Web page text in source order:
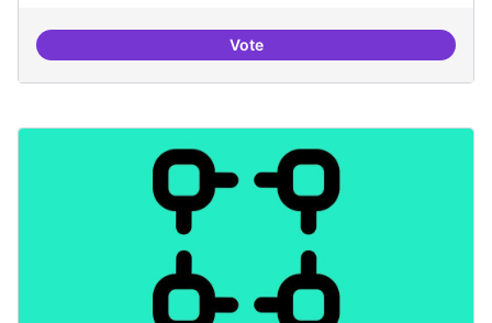
VoteILP Drets Digitals